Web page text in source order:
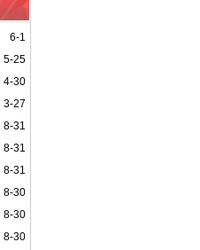
6-1
5-25
4-30
3-27
8-31
8-31
8-31
8-30
8-30
8-30